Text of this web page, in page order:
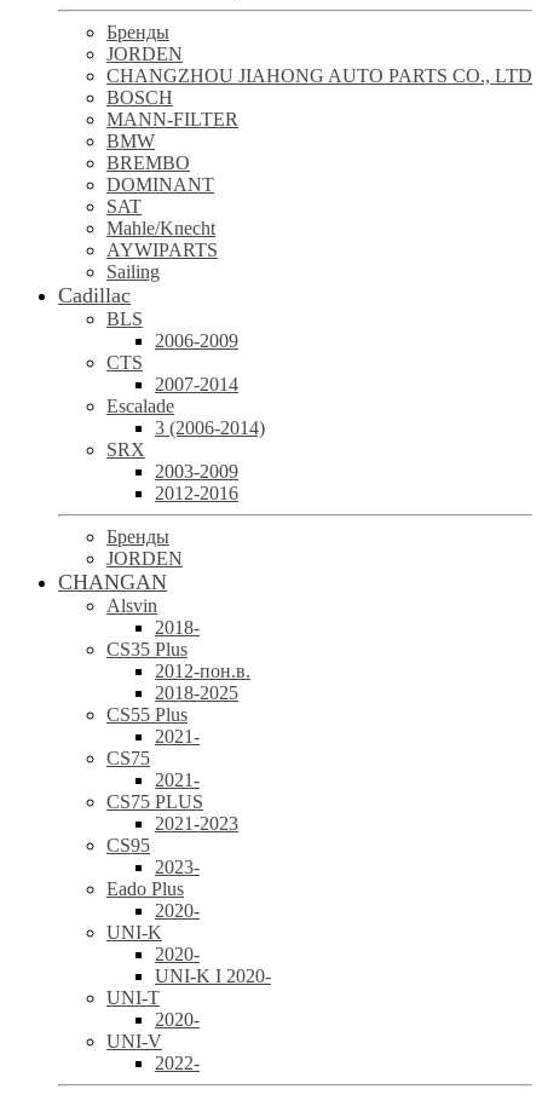
Бренды
JORDEN
CHANGZHOU JIAHONG AUTO PARTS CO., LTD
BOSCH
MANN-FILTER
BMW
BREMBO
DOMINANT
SAT
Mahle/Knecht
AYWIPARTS
Sailing
Cadillac
BLS
2006-2009
CTS
2007-2014
Escalade
3 (2006-2014)
SRX
2003-2009
2012-2016
Бренды
JORDEN
CHANGAN
Alsvin
2018-
CS35 Plus
2012-пон.в.
2018-2025
CS55 Plus
2021-
CS75
2021-
CS75 PLUS
2021-2023
CS95
2023-
Eado Plus
2020-
UNI-K
2020-
UNI-K I 2020-
UNI-T
2020-
UNI-V
2022-